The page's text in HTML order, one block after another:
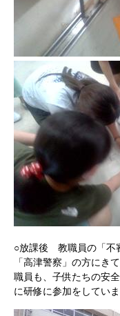
○放課後 教職員の「不
「高津警察」の方にき
職員も、子供たちの安
に研修に参加をしていま